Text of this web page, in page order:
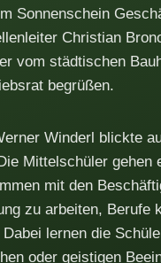
Sonnenschein
Christian
vom städtischen
begrüßen.
Winderl blickte
Mittelschüler gehen
mit den
zu arbeiten, Berufe
Dabei lernen die
oder geistigen